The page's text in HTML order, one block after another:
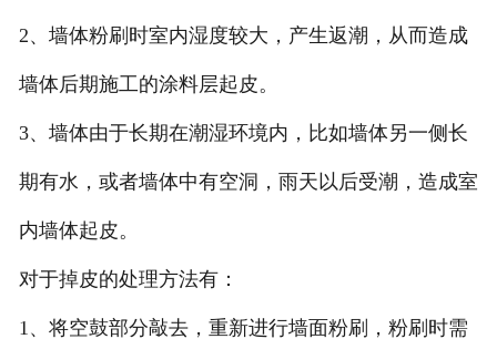
2、墙体粉刷时室内湿度较大，产生返潮，从而造成
墙体后期施工的涂料层起皮。
3、墙体由于长期在潮湿环境内，比如墙体另一侧长
期有水，或者墙体中有空洞，雨天以后受潮，造成室
内墙体起皮。
对于掉皮的处理方法有：
1、将空鼓部分敲去，重新进行墙面粉刷，粉刷时需